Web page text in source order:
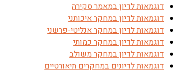
דוגמאות לדיון במאמר סקירה
דוגמאות לדיון במחקר איכותני
דוגמאות לדיון במחקר אנליטי-פרשני
דוגמאות לדיון במחקר כמותי
דוגמאות לדיון במחקר משולב
דוגמאות לדיונים במחקרים תיאורטיים